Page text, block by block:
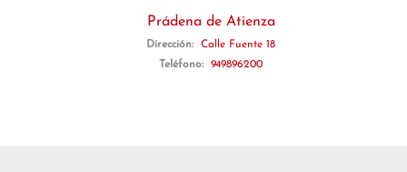
Prádena de Atienza
Dirección:
Calle Fuente 18
Teléfono:
949896200